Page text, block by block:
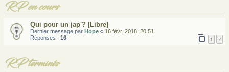
RP en cours
Qui pour un jap'? [Libre]
Dernier message par Hope « 16 févr. 2018, 20:51
Réponses : 16 1 2
RP terminés